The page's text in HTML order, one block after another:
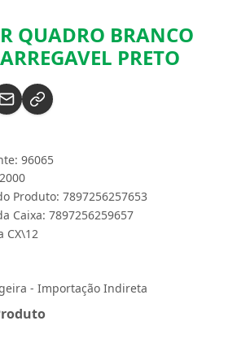
QUADRO BRANCO
PRETO
96065
Produto: 7897256257653
Caixa: 7897256259657
CX\12
- Importação Indireta